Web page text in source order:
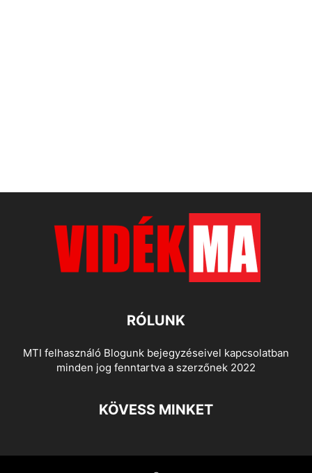
RÓLUNK
MTI felhasználó Blogunk bejegyzéseivel kapcsolatban
minden jog fenntartva a szerzőnek 2022
KÖVESS MINKET